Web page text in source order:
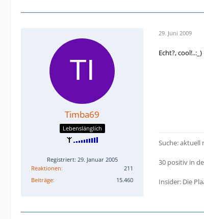
Timba69
Lebenslänglich
Registriert: 29. Januar 2005
Reaktionen
211
Beiträge
15.460
29. Juni 2009
Echt?, cool!..:_)
Suche: aktuell
30 positiv in
Insider: Die